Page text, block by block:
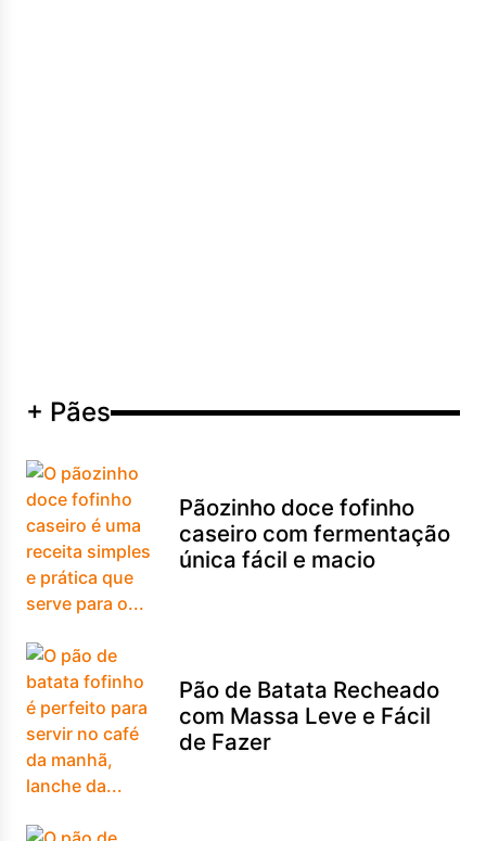
+ Pães
Pãozinho doce fofinho
caseiro com fermentação
única fácil e macio
Pão de Batata Recheado
com Massa Leve e Fácil
de Fazer